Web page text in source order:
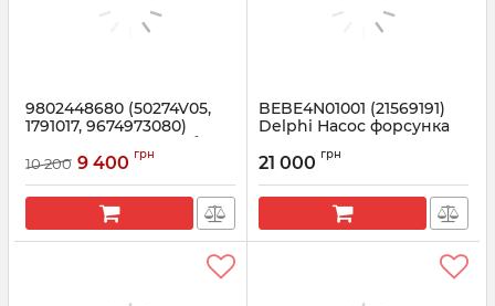
9802448680 (50274V05,
1791017, 9674973080)
PSA, FORD, VOLVO 1.6
Артикул: 9802448680
10 200 9 400 грн
BEBE4N01001 (21569191)
Delphi Насос форсунка
Артикул: BEBE4N01001
21 000 грн